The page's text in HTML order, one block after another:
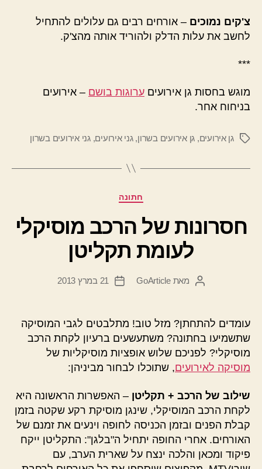
צ'קים נמוכים – אורחים רבים גם עלולים להתחיל
לחשב את עלות הדלק ולהוריד אותה מהצ'ק.
***
מוגש בחסות גן אירועים ערוגות בושם – אירועים
בניחוח אחר.
תגיותגן אירועים, גן אירועים בשרון,גני אירועים,גני אירועים בשרון
קטגוריותחתונה
חסרונות של הרכב מוסיקלי
לעומת תקליטן
המחבר
מאתGoArticle
תאריך
21 במרץ 2013
עומדים להתחתן? מזל טוב! מתלבטים לגבי המוסיקה
שתשמיעו בחתונה? משתעשעים ברעיון לקחת הרכב
מוסיקלי? לפניכם שלוש אופציות מוסיקליות של
מוסיקה לאירועים, שתוכלו לבחור מביניהן:
שילוב של הרכב + תקליטן – האפשרות הראשונה היא
לקחת הרכב המוסיקלי, שינגן מוסיקת רקע שקטה בזמן
קבלת הפנים ובזמן הכניסה לחופה וינעים את זמנם של
האורחים. אחרי החופה יתחיל ה"בלגן": התקליטן ייקח
פיקוד ומכאן והלכה ינצח על שארית הערב, עם